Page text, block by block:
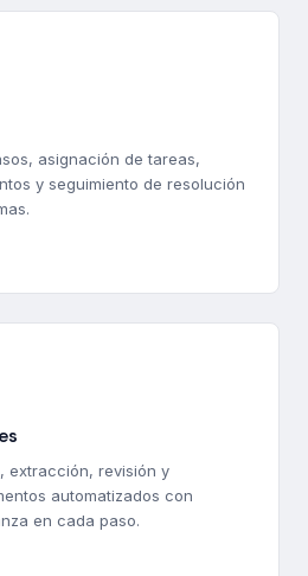
asignación de tareas,
y seguimiento de resolución
extracción, revisión y
automatizados con
en cada paso.